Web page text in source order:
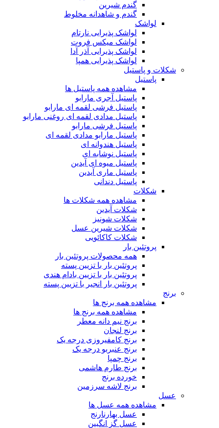
گندم شیرین
گندم و شاهدانه مخلوط
لواشک
لواشک پذیرایی نارتام
لواشک میکس فروت
لواشک پذیرایی آذر آدا
لواشک پذیرایی همپا
شکلات و پاستیل
پاستیل
مشاهده همه پاستیل ها
پاستیل آجری مارابو
پاستیل فرشی لقمه ای مارابو
پاستیل مدادی لقمه ای روغنی مارابو
پاستیل فرشی مارابو
پاستیل مارابو مدادی لقمه ای
پاستیل هندوانه ای
پاستیل نوشابه ای
پاستیل میوه ای آیدین
پاستیل ماری آیدین
پاستیل دندانی
شکلات
مشاهده همه شکلات ها
شکلات آیدین
شکلات شونیز
شکلات شیرین عسل
شکلات کاکائویی
پروتئین بار
همه محصولات پروتئین بار
پروتئین بار با تزیین پسته
پروتئین بار با تزیین بادام هندی
پروتئین بار انجیر با تزیین پسته
برنج
مشاهده همه برنج ها
مشاهده همه برنج ها
برنج نیم دانه معطر
برنج لنجان
برنج کامفیروزی درجه یک
برنج عنبربو درجه یک
برنج چمپا
برنج طارم هاشمی
خورده برنج
برنج لاشه سرزمین
عسل
مشاهده همه عسل ها
عسل بهارنارنج
عسل گز انگبین